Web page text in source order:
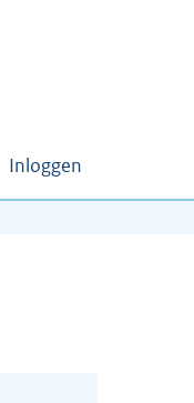
Inloggen